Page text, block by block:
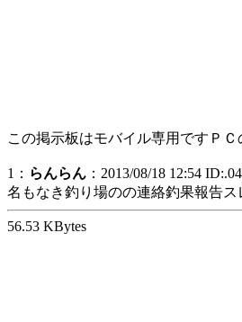
この掲示板はモバイル専用ですＰＣ
1： らんらん ：2013/08/18 12:54
名もなき釣り場のの連絡釣果報告ス
56.53 KBytes